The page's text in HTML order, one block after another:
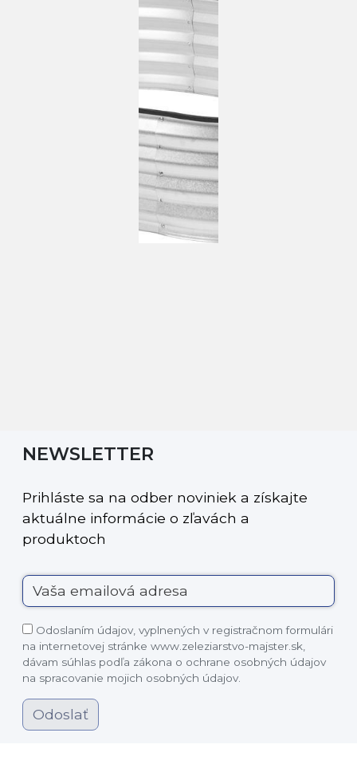
NEWSLETTER
Prihláste sa na odber noviniek a získajte
aktuálne informácie o zľavách a
produktoch
Odoslaním údajov, vyplnených v registračnom formulári
na internetovej stránke www.zeleziarstvo-majster.sk,
dávam súhlas podľa zákona o ochrane osobných údajov
na spracovanie mojich osobných údajov.
Odoslať